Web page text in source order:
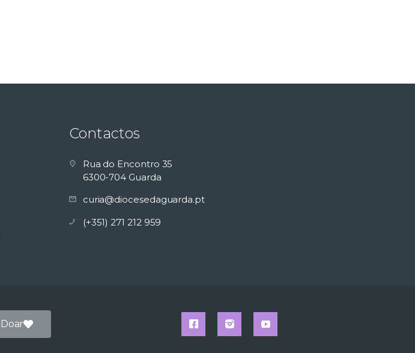
Contactos
Rua do Encontro 35
6300-704 Guarda
curia@diocesedaguarda.pt
(+351) 271 212 959
Doar